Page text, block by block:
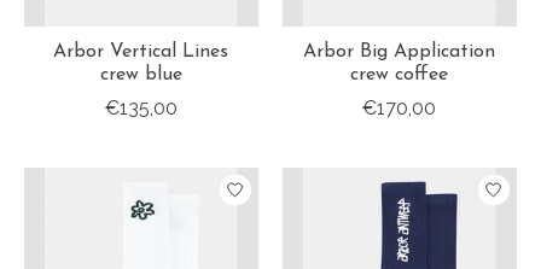
Arbor Vertical Lines
crew blue
€135,00
Arbor Big Application
crew coffee
€170,00